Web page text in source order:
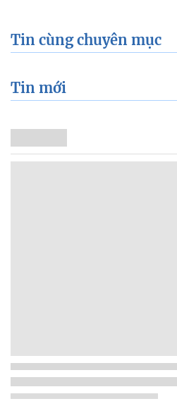
Tin cùng chuyên mục
Tin mới